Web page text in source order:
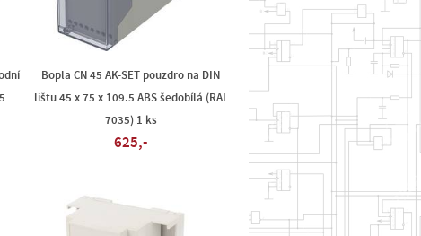
Bopla CN 45 AK-SET pouzdro na DIN
lištu 45 x 75 x 109.5 ABS šedobílá (RAL
7035) 1 ks
625,-